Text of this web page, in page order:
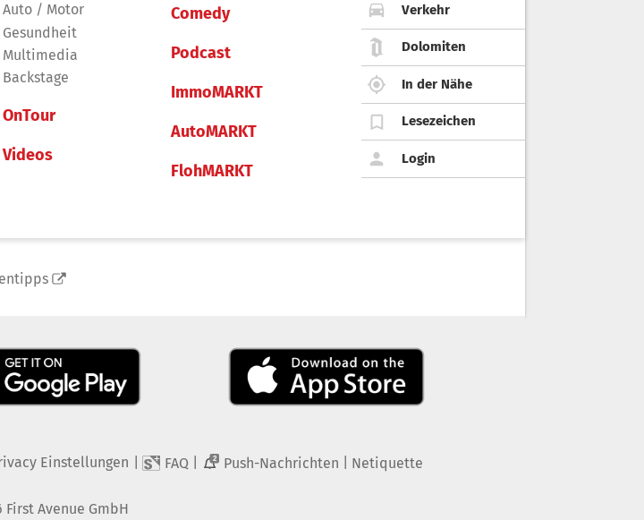
Auto / Motor
Gesundheit
Multimedia
Backstage
OnTour
Videos
Comedy
Podcast
ImmoMARKT
AutoMARKT
FlohMARKT
Verkehr
Dolomiten
In der Nähe
Lesezeichen
Login
Einstellungen FAQ 2 Push-Nachrichten Netiquette
First Avenue GmbH